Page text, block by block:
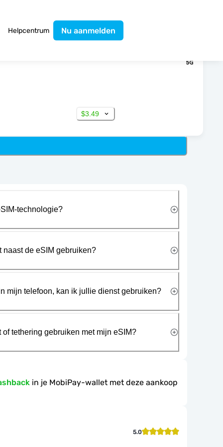
Helpcentrum Nu aanmelden
$3.49
technologie?
naast de eSIM gebruiken?
mijn telefoon, kan ik jullie dienst gebruiken?
tethering gebruiken met mijn eSIM?
in je MobiPay-wallet met deze aankoop
5.0